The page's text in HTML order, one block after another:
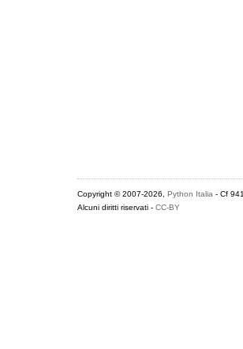
Copyright © 2007-2026, Python Italia - Cf
Alcuni diritti riservati - CC-BY